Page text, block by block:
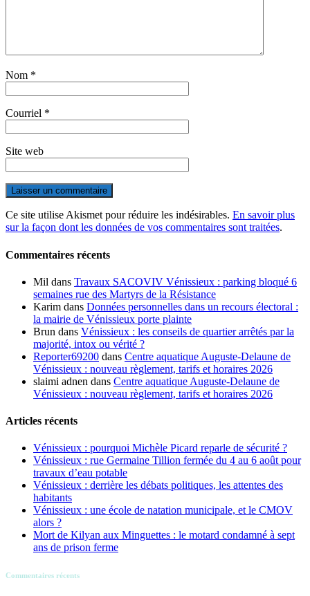
Nom *
Courriel *
Site web
Ce site utilise Akismet pour réduire les indésirables. En savoir plus
sur la façon dont les données de vos commentaires sont traitées.
Commentaires récents
Mil dans Travaux SACOVIV Vénissieux : parking bloqué 6
semaines rue des Martyrs de la Résistance
Karim dans Données personnelles dans un recours électoral :
la mairie de Vénissieux porte plainte
Brun dans Vénissieux : les conseils de quartier arrêtés par la
majorité, intox ou vérité ?
Reporter69200 dans Centre aquatique Auguste-Delaune de
Vénissieux : nouveau règlement, tarifs et horaires 2026
slaimi adnen dans Centre aquatique Auguste-Delaune de
Vénissieux : nouveau règlement, tarifs et horaires 2026
Articles récents
Vénissieux : pourquoi Michèle Picard reparle de sécurité ?
Vénissieux : rue Germaine Tillion fermée du 4 au 6 août pour
travaux d’eau potable
Vénissieux : derrière les débats politiques, les attentes des
habitants
Vénissieux : une école de natation municipale, et le CMOV
alors ?
Mort de Kilyan aux Minguettes : le motard condamné à sept
ans de prison ferme
Commentaires récents